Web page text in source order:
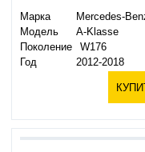
Марка
Mercedes-
Модель
A-Klasse
Поколение
W176
Год
2012-2018